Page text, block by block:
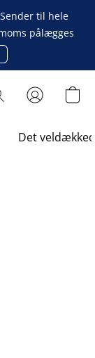
til hele
pålægges
Det